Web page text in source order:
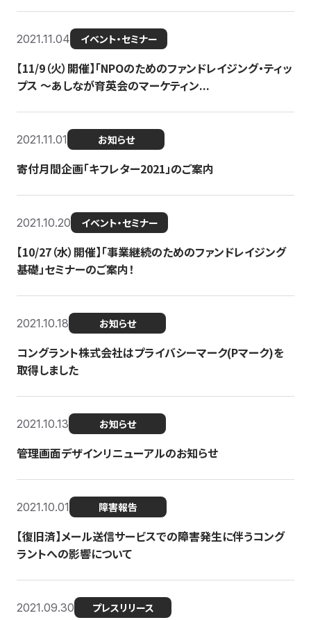
2021.11.04 イベント・セミナー
【11/9（火）開催】「NPOのためのファンドレイジング・ティッ
プス 〜あしなが育英会のマーケティン...
2021.11.01 お知らせ
寄付月間企画「キフレター2021」のご案内
2021.10.20 イベント・セミナー
【10/27（水）開催】「事業継続のためのファンドレイジング
基礎」セミナーのご案内！
2021.10.18 お知らせ
コングラント株式会社はプライバシーマーク(Pマーク)を
取得しました
2021.10.13 お知らせ
管理画面デザインリニューアルのお知らせ
2021.10.01 障害報告
【復旧済】メール送信サービスでの障害発生に伴うコング
ラントへの影響について
2021.09.30 プレスリリース